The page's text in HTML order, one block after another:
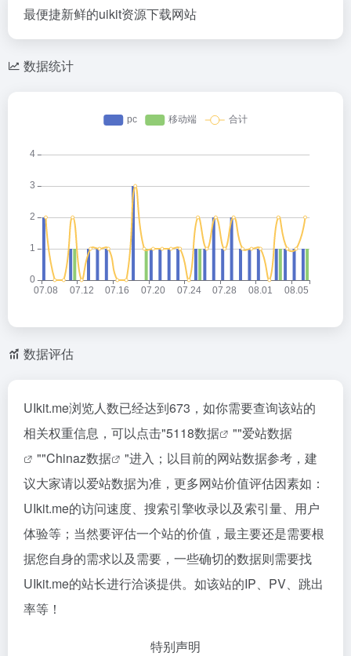
最便捷新鲜的uikit资源下载网站
数据统计
数据评估
UIkit.me浏览人数已经达到673，如你需要查询该站的
相关权重信息，可以点击"5118数据 ""爱站数据
""Chinaz数据
"进入；以目前的网站数据参考，建
议大家请以爱站数据为准，更多网站价值评估因素如：
UIkit.me的访问速度、搜索引擎收录以及索引量、用户
体验等；当然要评估一个站的价值，最主要还是需要根
据您自身的需求以及需要，一些确切的数据则需要找
UIkit.me的站长进行洽谈提供。如该站的IP、PV、跳出
率等！
特别声明